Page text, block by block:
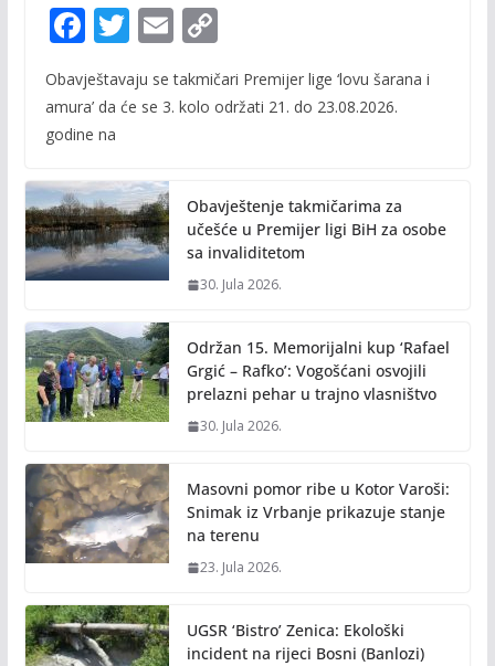
F
ac
e
b
o
k
T
itt
E
m
ai
C
o
p
n
k
Obavještavaju se takmičari Premijer lige ‘lovu šarana i
amura’ da će se 3. kolo održati 21. do 23.08.2026.
godine na
Obavještenje takmičarima za
učešće u Premijer ligi BiH za osobe
sa invaliditetom
30. Jula 2026.
Održan 15. Memorijalni kup ‘Rafael
Grgić – Rafko’: Vogošćani osvojili
prelazni pehar u trajno vlasništvo
30. Jula 2026.
Masovni pomor ribe u Kotor Varoši:
Snimak iz Vrbanje prikazuje stanje
na terenu
23. Jula 2026.
UGSR ‘Bistro’ Zenica: Ekološki
incident na rijeci Bosni (Banlozi)